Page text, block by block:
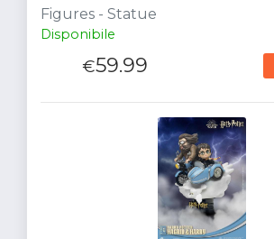
Figures - Statue
Disponibile
€59.99